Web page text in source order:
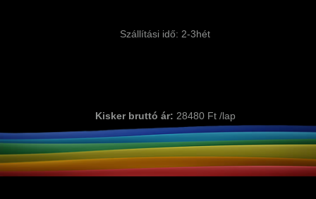
Szállítási idő: 2-3hét
Kisker bruttó ár: 28480 Ft /lap